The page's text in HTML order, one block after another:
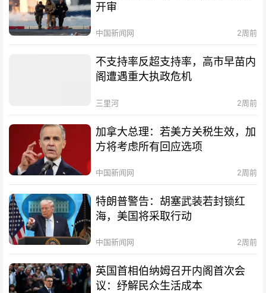
开审
中国新闻网 2周前
不支持率反超支持率，高市早苗内
阁遭遇重大执政危机
三里河 2周前
加拿大总理：若美方关税生效，加
方将考虑所有回应选项
中国新闻网 2周前
特朗普警告：胡塞武装若封锁红
海，美国将采取行动
中国新闻网 2周前
英国首相伯纳姆召开内阁首次会
议：纾解民众生活成本